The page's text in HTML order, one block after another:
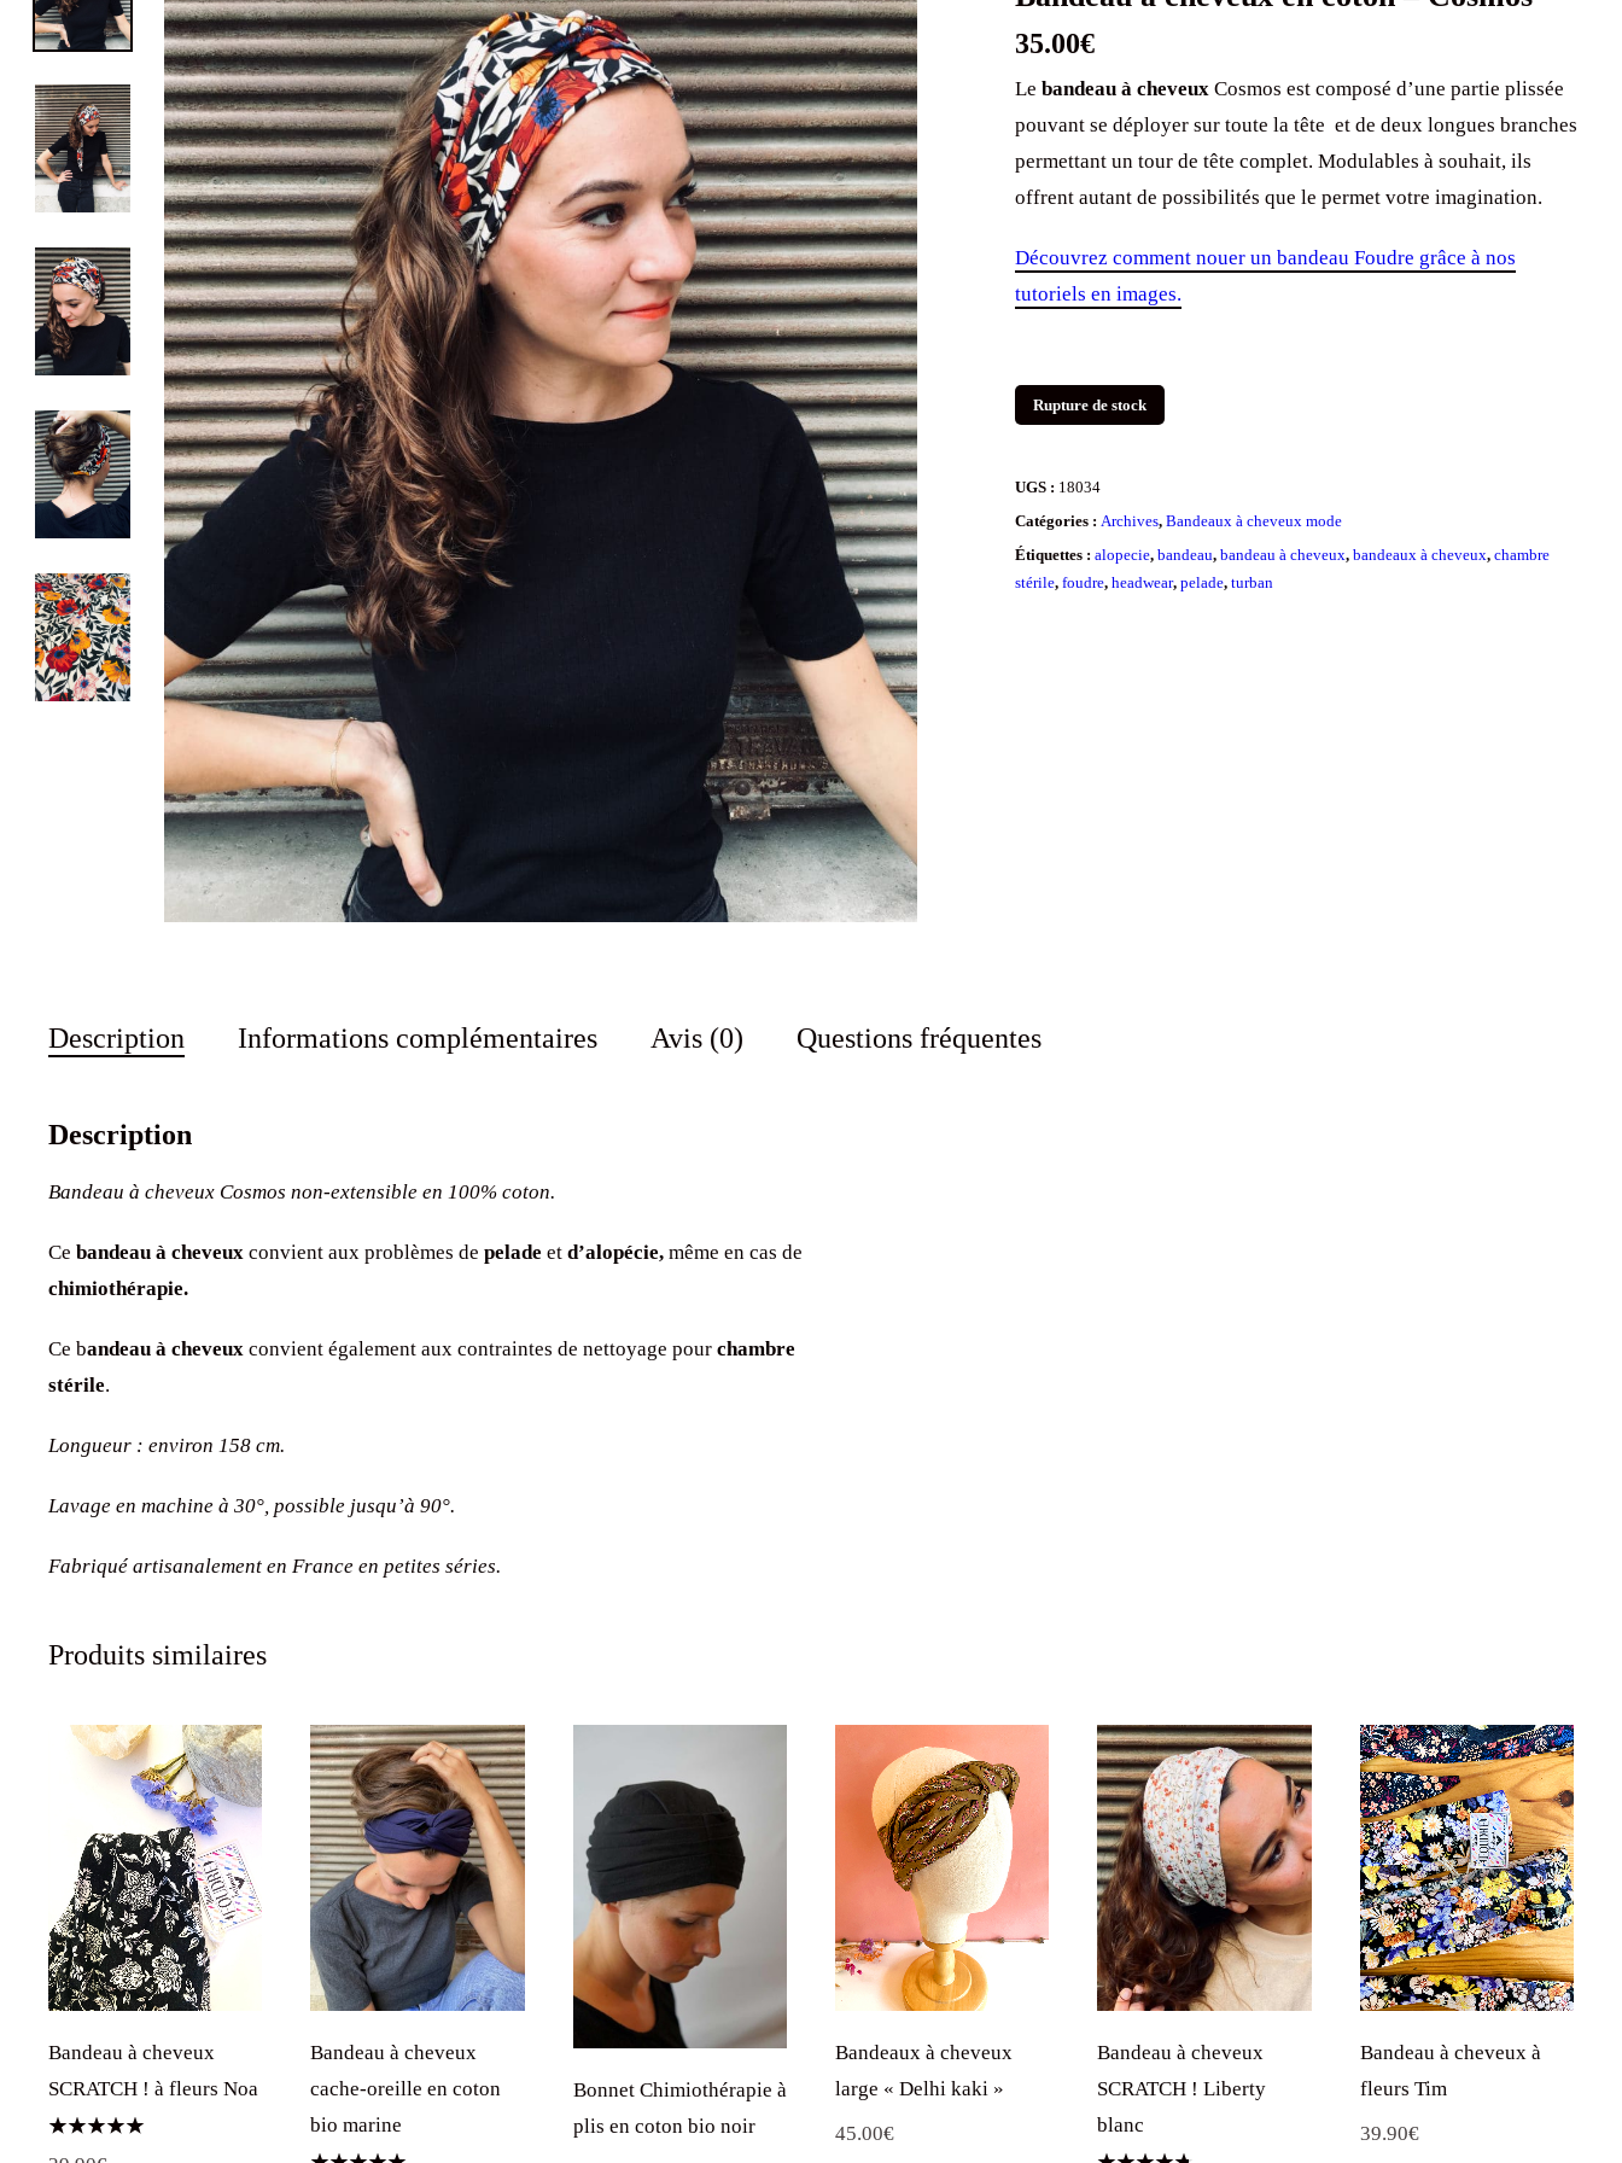
35.00€
Lebandeau à cheveux Cosmos est composé d’une partie plissée
pouvant se déployer sur toute la tête et de deux longues branches
permettant un tour de tête complet. Modulables à souhait, ils
offrent autant de possibilités que le permet votre imagination.
Découvrez comment nouer un bandeau Foudre grâce à nos
tutoriels en images.
Rupture de stock
UGS : 18034
Catégories :Archives,Bandeaux à cheveux mode
Étiquettes :alopecie,bandeau,bandeau à cheveux,bandeaux à cheveux,chambre
stérile,foudre,headwear,pelade,turban
Description Informations complémentaires Avis (0) Questions fréquentes
Description
Bandeau à cheveux Cosmos non-extensible en 100% coton.
Ce bandeau à cheveux convient aux problèmes de pelade et d’alopécie, même en cas de
chimiothérapie.
Ce bandeau à cheveux convient également aux contraintes de nettoyage pour chambre
stérile.
Longueur : environ 158 cm.
Lavage en machine à 30°, possible jusqu’à 90°.
Fabriqué artisanalement en France en petites séries.
Produits similaires
Bandeau à cheveux
SCRATCH ! à fleurs Noa
Bandeau à cheveux
cache-oreille en coton
bio marine
Bonnet Chimiothérapie à
plis en coton bio noir
Bandeaux à cheveux
large « Delhi kaki »
45.00€
Bandeau à cheveux
SCRATCH ! Liberty
blanc
Bandeau à cheveux à
fleurs Tim
39.90€